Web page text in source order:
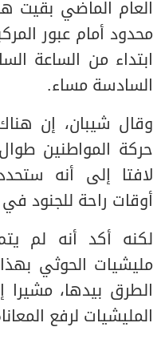
العام الماضي
محدود أمام عبور
ابتداء من الساعة
السادسة مساء.
وقال شيبان، إن
حركة المواطنين
لافتا إلى أنه
أوقات راحة للجنود في
لكنه أكد أنه لم
مليشيات الحوثي
الطرق بيدها،
المليشيات لرفع